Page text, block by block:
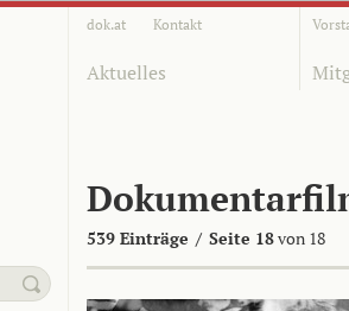
dok.at Kontakt
Aktuelles
539 Einträge / Seite 18von 18